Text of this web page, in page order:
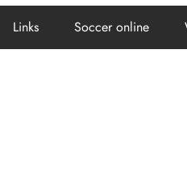
Links Soccer online